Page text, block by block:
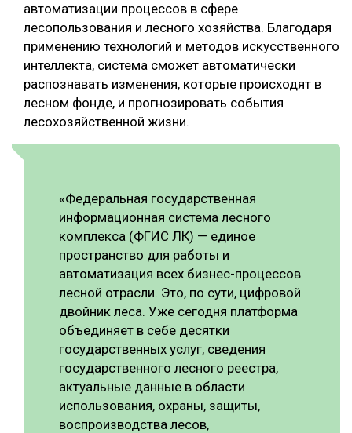
автоматизации процессов в сфере
лесопользования и лесного хозяйства. Благодаря
применению технологий и методов искусственного
интеллекта, система сможет автоматически
распознавать изменения, которые происходят в
лесном фонде, и прогнозировать события
лесохозяйственной жизни.
«Федеральная государственная
информационная система лесного
комплекса (ФГИС ЛК) — единое
пространство для работы и
автоматизация всех бизнес-процессов
лесной отрасли. Это, по сути, цифровой
двойник леса. Уже сегодня платформа
объединяет в себе десятки
государственных услуг, сведения
государственного лесного реестра,
актуальные данные в области
использования, охраны, защиты,
воспроизводства лесов,